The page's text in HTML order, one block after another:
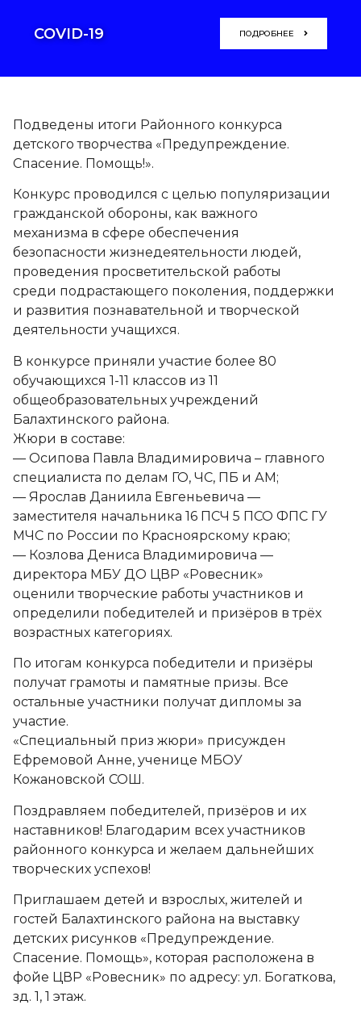
COVID-19 ПОДРОБНЕЕ
Подведены итоги Районного конкурса
детского творчества «Предупреждение.
Спасение. Помощь!».
Конкурс проводился с целью популяризации
гражданской обороны, как важного
механизма в сфере обеспечения
безопасности жизнедеятельности людей,
проведения просветительской работы
среди подрастающего поколения, поддержки
и развития познавательной и творческой
деятельности учащихся.
В конкурсе приняли участие более 80
обучающихся 1-11 классов из 11
общеобразовательных учреждений
Балахтинского района.
Жюри в составе:
— Осипова Павла Владимировича – главного
специалиста по делам ГО, ЧС, ПБ и АМ;
— Ярослав Даниила Евгеньевича —
заместителя начальника 16 ПСЧ 5 ПСО ФПС ГУ
МЧС по России по Красноярскому краю;
— Козлова Дениса Владимировича —
директора МБУ ДО ЦВР «Ровесник»
оценили творческие работы участников и
определили победителей и призёров в трёх
возрастных категориях.
По итогам конкурса победители и призёры
получат грамоты и памятные призы. Все
остальные участники получат дипломы за
участие.
«Специальный приз жюри» присужден
Ефремовой Анне, ученице МБОУ
Кожановской СОШ.
Поздравляем победителей, призёров и их
наставников! Благодарим всех участников
районного конкурса и желаем дальнейших
творческих успехов!
Приглашаем детей и взрослых, жителей и
гостей Балахтинского района на выставку
детских рисунков «Предупреждение.
Спасение. Помощь», которая расположена в
фойе ЦВР «Ровесник» по адресу: ул. Богаткова,
зд. 1, 1 этаж.